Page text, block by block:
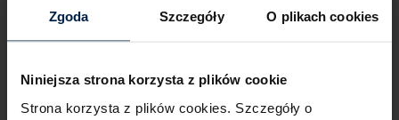
Zgoda Szczegóły O plikach cookies
Niniejsza strona korzysta z plików cookie
Strona korzysta z plików cookies. Szczegóły o